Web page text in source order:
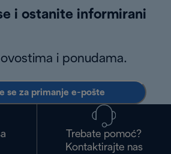
i ostanite informirani
i ponudama.
se za primanje e-pošte
Trebate pomoć?
Kontaktirajte nas